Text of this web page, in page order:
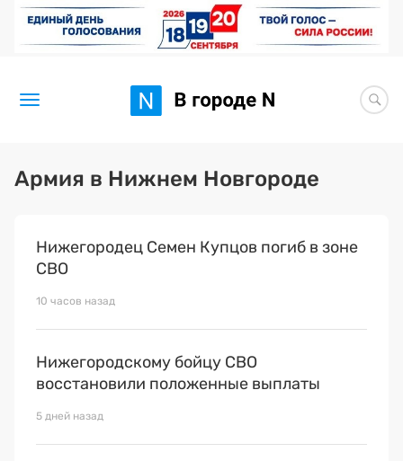
Новости
Здоровье
Искусство исцелять
Премия 2026 (текущая)
Эксперты
Армия в Нижнем Новгороде
Нижегородец Семен Купцов погиб в зоне
СВО
10 часов назад
Нижегородскому бойцу СВО
восстановили положенные выплаты
5 дней назад